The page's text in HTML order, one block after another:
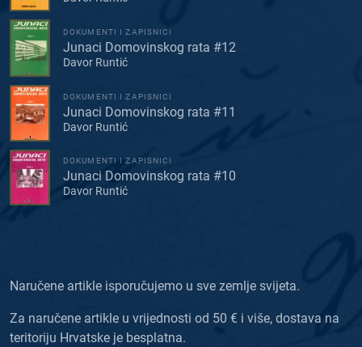
DOKUMENTI I ZAPISNICI
Junaci Domovinskog rata #12
Davor Runtić
DOKUMENTI I ZAPISNICI
Junaci Domovinskog rata #11
Davor Runtić
DOKUMENTI I ZAPISNICI
Junaci Domovinskog rata #10
Davor Runtić
Naručene artikle isporučujemo u sve zemlje svijeta.
Za naručene artikle u vrijednosti od 50 € i više, dostava na
teritoriju Hrvatske je besplatna.